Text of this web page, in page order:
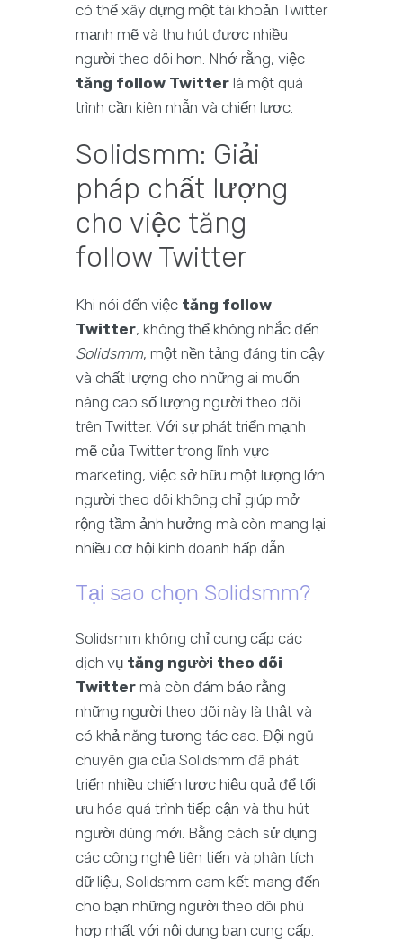
có thể xây dựng một tài khoản Twitter
mạnh mẽ và thu hút được nhiều
người theo dõi hơn. Nhớ rằng, việc
tăng follow Twitter là một quá
trình cần kiên nhẫn và chiến lược.
Solidsmm: Giải
pháp chất lượng
cho việc tăng
follow Twitter
Khi nói đến việc tăng follow
Twitter, không thể không nhắc đến
Solidsmm, một nền tảng đáng tin cậy
và chất lượng cho những ai muốn
nâng cao số lượng người theo dõi
trên Twitter. Với sự phát triển mạnh
mẽ của Twitter trong lĩnh vực
marketing, việc sở hữu một lượng lớn
người theo dõi không chỉ giúp mở
rộng tầm ảnh hưởng mà còn mang lại
nhiều cơ hội kinh doanh hấp dẫn.
Tại sao chọn Solidsmm?
Solidsmm không chỉ cung cấp các
dịch vụ tăng người theo dõi
Twitter mà còn đảm bảo rằng
những người theo dõi này là thật và
có khả năng tương tác cao. Đội ngũ
chuyên gia của Solidsmm đã phát
triển nhiều chiến lược hiệu quả để tối
ưu hóa quá trình tiếp cận và thu hút
người dùng mới. Bằng cách sử dụng
các công nghệ tiên tiến và phân tích
dữ liệu, Solidsmm cam kết mang đến
cho bạn những người theo dõi phù
hợp nhất với nội dung bạn cung cấp.